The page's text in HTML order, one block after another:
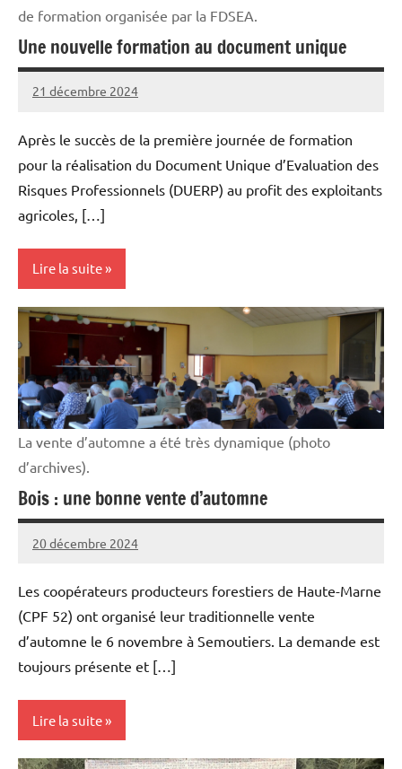
de formation organisée par la FDSEA.
Une nouvelle formation au document unique
21 décembre 2024
L'Avenir
et
Rural
Après le succès de la première journée de formation
pour la réalisation du Document Unique d’Evaluation des
Risques Professionnels (DUERP) au profit des exploitants
agricoles, […]
Lire la suite
Vie
professionnelle
La vente d’automne a été très dynamique (photo
d’archives).
Bois : une bonne vente d’automne
20 décembre 2024
Thibaut
Les coopérateurs producteurs forestiers de Haute-Marne
(CPF 52) ont organisé leur traditionnelle vente
d’automne le 6 novembre à Semoutiers. La demande est
toujours présente et […]
Lire la suite